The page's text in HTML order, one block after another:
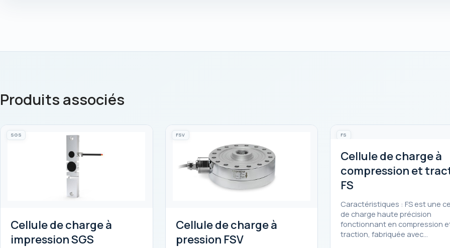
Produits associés
SGS
Cellule de charge à
impression SGS
FSV
Cellule de charge à
pression FSV
FS
Cellule de charge à
compression et
FS
Caractéristiques : FS est une
de charge haute précision
fonctionnant en compression
traction, fabriquée avec…